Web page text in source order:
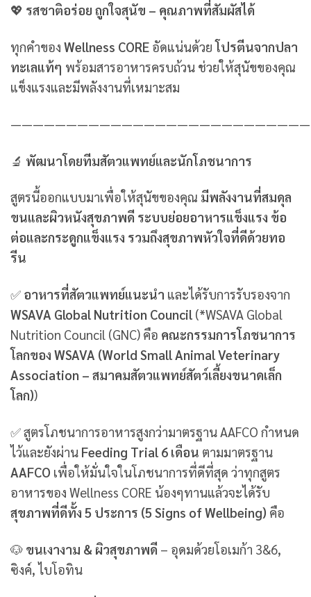
💖 รสชาติอร่อย ถูกใจสุนัข – คุณภาพที่สัมผัสได้
ทุกคำของ Wellness CORE อัดแน่นด้วยโปรตีนจากปลา
ทะเลแท้ๆ พร้อมสารอาหารครบถ้วน ช่วยให้สุนัขของคุณ
แข็งแรงและมีพลังงานที่เหมาะสม
🔬 พัฒนาโดยทีมสัตวแพทย์และนักโภชนาการ
สูตรนี้ออกแบบมาเพื่อให้สุนัขของคุณ มีพลังงานที่สมดุล
ขนและผิวหนังสุขภาพดี ระบบย่อยอาหารแข็งแรง ข้อ
ต่อและกระดูกแข็งแรง รวมถึงสุขภาพหัวใจที่ดีด้วยทอ
รีน
✅ อาหารที่สัตวแพทย์แนะนำ และได้รับการรับรองจาก
WSAVA Global Nutrition Council (*WSAVA Global
Nutrition Council (GNC) คือ คณะกรรมการโภชนาการ
โลกของ WSAVA (World Small Animal Veterinary
Association – สมาคมสัตวแพทย์สัตว์เลี้ยงขนาดเล็ก
โลก))
✅ สูตรโภชนาการอาหารสูงกว่ามาตรฐาน AAFCO กำหนด
ไว้และยังผ่าน Feeding Trial 6 เดือน ตามมาตรฐาน
AAFCO เพื่อให้มั่นใจในโภชนาการที่ดีที่สุด ว่าทุกสูตร
อาหารของ Wellness CORE น้องๆทานแล้วจะได้รับ
สุขภาพที่ดีทั้ง 5 ประการ (5 Signs of Wellbeing) คือ
🐶 ขนเงางาม & ผิวสุขภาพดี – อุดมด้วยโอเมก้า 3&6,
ซิงค์, ไบโอทิน